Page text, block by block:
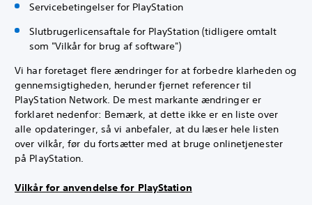
Servicebetingelser for PlayStation
Slutbrugerlicensaftale for PlayStation (tidligere omtalt
som "Vilkår for brug af software")
Vi har foretaget flere ændringer for at forbedre klarheden og
gennemsigtigheden, herunder fjernet referencer til
PlayStation Network. De mest markante ændringer er
forklaret nedenfor: Bemærk, at dette ikke er en liste over
alle opdateringer, så vi anbefaler, at du læser hele listen
over vilkår, før du fortsætter med at bruge onlinetjenester
på PlayStation.
Vilkår for anvendelse for PlayStation